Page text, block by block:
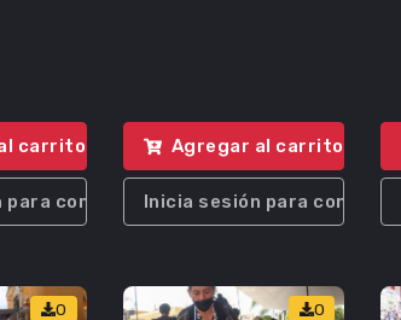
carrito
comprar
Agregar al carrito
Inicia sesión para comprar
0 0